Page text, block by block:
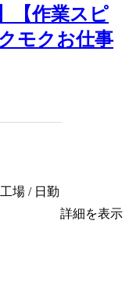
【作業スピ
モクお仕事
場 / 日勤
詳細を表示